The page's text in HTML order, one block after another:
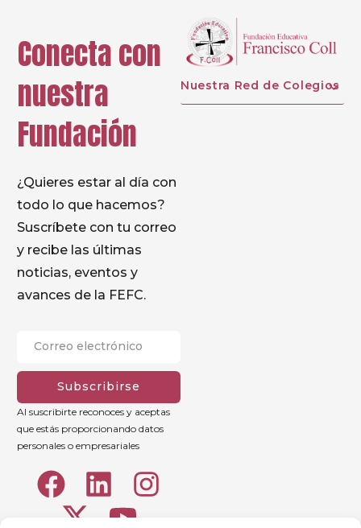
Conecta con
nuestra
Fundación
¿Quieres estar al día con
todo lo que hacemos?
Suscríbete con tu correo
y recibe las últimas
noticias, eventos y
avances de la FEFC.
Subscribirse
Al suscribirte reconoces y aceptas
que estás proporcionando datos
personales o empresariales
Nuestra Red de Colegios